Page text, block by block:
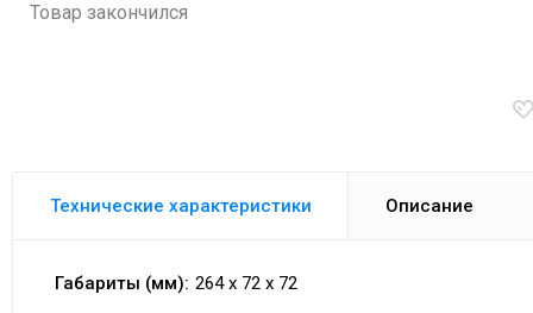
Товар закончился
Технические характеристики Описание
Габариты (мм): 264 x 72 x 72